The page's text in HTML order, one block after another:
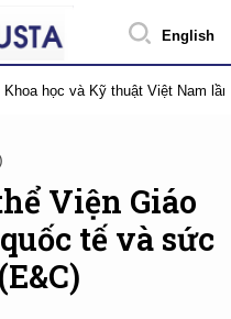
English
học và Kỹ thuật Việt Nam
Viện Giáo
tế và sức